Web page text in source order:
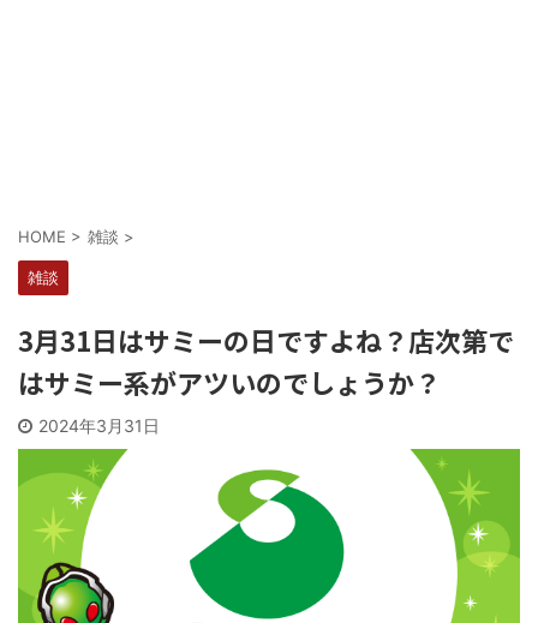
HOME > 雑談 >
雑談
3月31日はサミーの日ですよね？店次第で
はサミー系がアツいのでしょうか？
2024年3月31日